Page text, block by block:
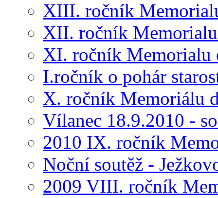
XIII. ročník
XII. ročník
XI. ročník Memorialu
I.ročník o pohár
X. ročník Memoriálu
Vílanec 18.9.2010 -
2010 IX. ročník
Noční soutěž -
2009 VIII. ročník